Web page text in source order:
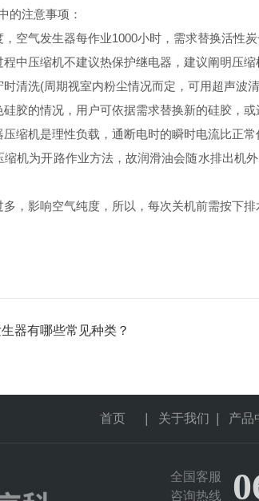
注意事项：
气发生器每作业1000小时，需求替换活性炭
压缩机不建议热保护继电器，建议阐明压缩
洗(周期视室内粉尘情况而定，可用超声波
的情况，用户可依据需求替换新的硅胶，或
机是理性负载，通断电时的瞬时电流比正常
为开路作业方法，故润滑油会随水排出机外
影响空气纯度，所以，每次关机前需按下排
器有哪些常见种类？
首页 关于我们 产品
全国客服
咨询热线